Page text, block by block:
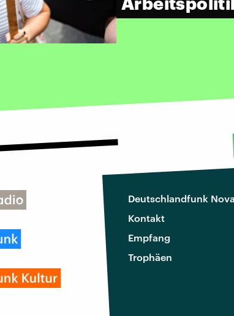
Deutschlandfunk Nova
Kontakt
Empfang
Trophäen